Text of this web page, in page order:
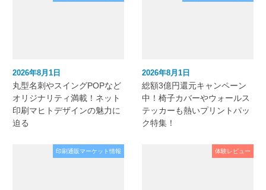
2026年8月1日
丸型名刺やスイングPOPなど
オリジナリティ満載！ネット
印刷マヒトデザインの魅力に
迫る
2026年8月1日
総額3億円還元キャンペーン
中！椅子カバーやウォールス
テッカーも熱いプリントパッ
ク特集！
印刷通販マーケット情報 体験レビュー